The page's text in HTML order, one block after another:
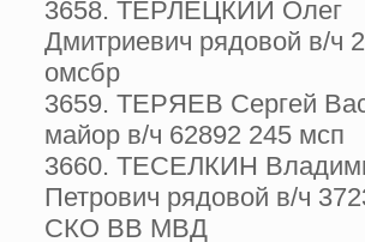
3658. ТЕРЛЕЦКИЙ Олег
Дмитриевич рядовой в/ч
омсбр
3659. ТЕРЯЕВ Сергей
майор в/ч 62892 245 мсп
3660. ТЕСЕЛКИН
Петрович рядовой в/ч
СКО ВВ МВД